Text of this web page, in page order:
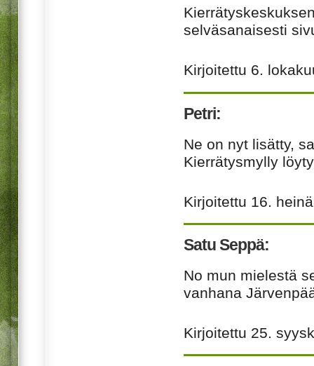
selväsanaisesti
Kirjoitettu 6.
Petri:
Ne on nyt lisätty,
Kierrätysmylly
Kirjoitettu 16.
Satu Seppä:
No mun mielestä
vanhana
Kirjoitettu 25.